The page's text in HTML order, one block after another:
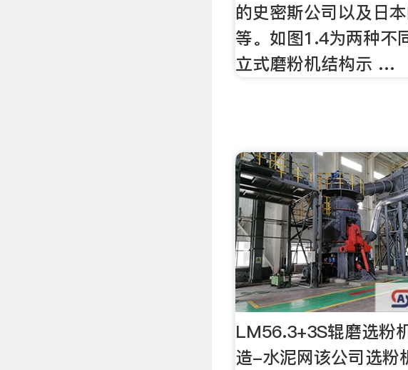
的史密斯公司以及日
等。如图1.4为两种不
立式磨粉机结构示 …
LM56.3+3S辊磨选粉
造-水泥网该公司选粉